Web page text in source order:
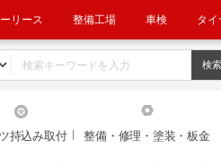
リース 整備工場 車検 タイ
持込み取付 整備・修理・塗装・板金